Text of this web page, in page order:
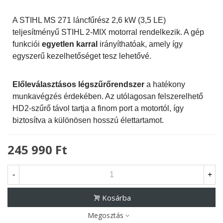
A STIHL MS 271 láncfűrész 2,6 kW (3,5 LE)
teljesítményű STIHL 2-MIX motorral rendelkezik. A gép
funkciói egyetlen karral irányíthatóak, amely így
egyszerű kezelhetőséget tesz lehetővé.
Előleválasztásos légszűrőrendszer a hatékony
munkavégzés érdekében. Az utólagosan felszerelhető
HD2-szűrő távol tartja a finom port a motortól, így
biztosítva a különösen hosszú élettartamot.
245 990 Ft
- +
Kosárba
Megosztás